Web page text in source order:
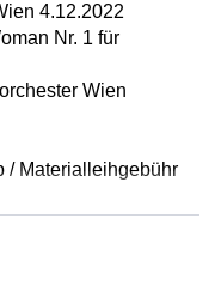
4.12.2022
Nr. 1 für
Wien
/ Materialleihgebühr
Elgar